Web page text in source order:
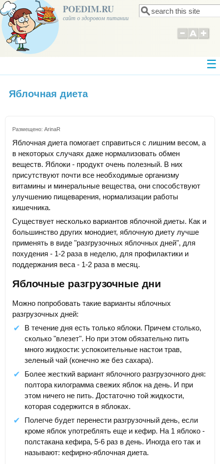
POEDIM.RU
сайт о здоровом питании Форма поиска
Поиск
Яблочная диета
Размещено: ArinaR
Яблочная диета помогает справиться с лишним весом, а
в некоторых случаях даже нормализовать обмен
веществ. Яблоки - продукт очень полезный. В них
присутствуют почти все необходимые организму
витамины и минеральные вещества, они способствуют
улучшению пищеварения, нормализации работы
кишечника.
Существует несколько вариантов яблочной диеты. Как и
большинство других монодиет, яблочную диету лучше
применять в виде "разгрузочных яблочных дней", для
похудения - 1-2 раза в неделю, для профилактики и
поддержания веса - 1-2 раза в месяц.
Яблочные разгрузочные дни
Можно попробовать такие варианты яблочных
разгрузочных дней:
В течение дня есть только яблоки. Причем столько,
сколько "влезет". Но при этом обязательно пить
много жидкости: успокоительные настои трав,
зеленый чай (конечно же без сахара).
Более жесткий вариант яблочного разгрузочного дня:
полтора килограмма свежих яблок на день. И при
этом ничего не пить. Достаточно той жидкости,
которая содержится в яблоках.
Полегче будет перенести разгрузочный день, если
кроме яблок употреблять еще и кефир. На 1 яблоко -
полстакана кефира, 5-6 раз в день. Иногда его так и
называют: кефирно-яблочная диета.